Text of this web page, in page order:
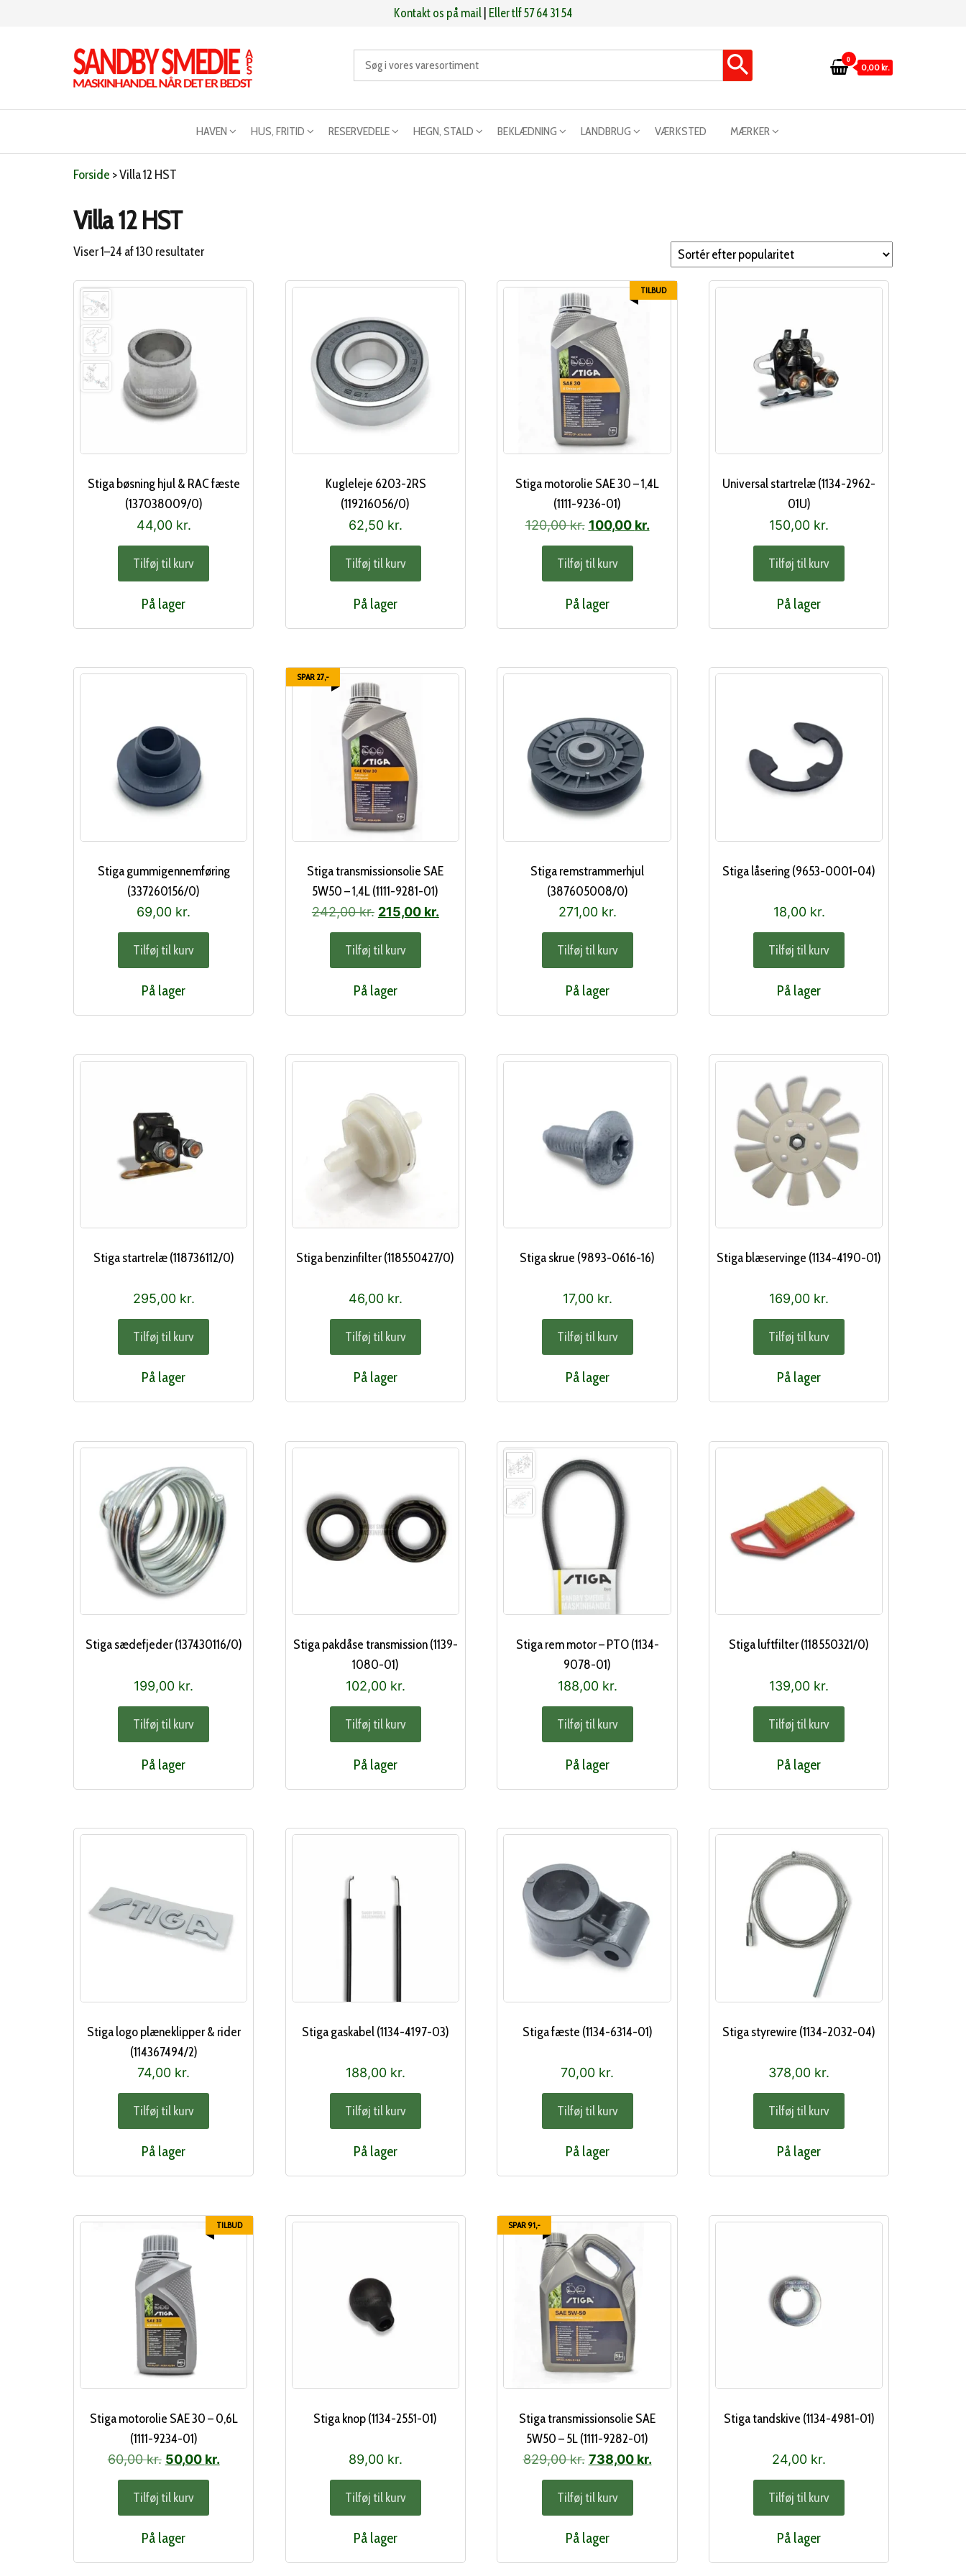
Kontakt os på mail Eller tlf 57 64 31 54
0
0,00 kr.
HAVEN HUS, FRITID RESERVEDELE HEGN, STALD BEKLÆDNING LANDBRUG VÆRKSTED MÆRKER
Forside >Villa 12 HST
Villa 12 HST
Viser 1–24 af 130 resultaterSorteret
popularitet
Stiga bøsning hjul & RAC fæste
(137038009/0)
44,00 kr.
Tilføj til kurv
På lager
Kugleleje 6203-2RS
(119216056/0)
62,50 kr.
Tilføj til kurv
På lager
TILBUD
Stiga motorolie SAE 30 – 1,4L
(1111-9236-01)
120,00kr. Den
oprindelige
pris
var:
120,00 kr..
100,00 kr.Den
Tilføj til kurv
På lager
Universal startrelæ (1134-2962-
01U)
150,00 kr.
Tilføj til kurv
På lager
Stiga gummigennemføring
(337260156/0)
69,00 kr.
Tilføj til kurv
På lager
SPAR 27,-
Stiga transmissionsolie SAE
5W50 – 1,4L (1111-9281-01)
242,00kr. Den
oprindelige
pris
var:
242,00 kr..
215,00 kr.Den
Tilføj til kurv
På lager
Stiga remstrammerhjul
(387605008/0)
271,00 kr.
Tilføj til kurv
På lager
Stiga låsering (9653-0001-04)
18,00 kr.
Tilføj til kurv
På lager
Stiga startrelæ (118736112/0)
295,00 kr.
Tilføj til kurv
På lager
Stiga benzinfilter (118550427/0)
46,00 kr.
Tilføj til kurv
På lager
Stiga skrue (9893-0616-16)
17,00 kr.
Tilføj til kurv
På lager
Stiga blæservinge (1134-4190-01)
169,00 kr.
Tilføj til kurv
På lager
Stiga sædefjeder (137430116/0)
199,00 kr.
Tilføj til kurv
På lager
Stiga pakdåse transmission (1139-
1080-01)
102,00 kr.
Tilføj til kurv
På lager
Stiga rem motor – PTO (1134-
9078-01)
188,00 kr.
Tilføj til kurv
På lager
Stiga luftfilter (118550321/0)
139,00 kr.
Tilføj til kurv
På lager
Stiga logo plæneklipper & rider
(114367494/2)
74,00 kr.
Tilføj til kurv
På lager
Stiga gaskabel (1134-4197-03)
188,00 kr.
Tilføj til kurv
På lager
Stiga fæste (1134-6314-01)
70,00 kr.
Tilføj til kurv
På lager
Stiga styrewire (1134-2032-04)
378,00 kr.
Tilføj til kurv
På lager
TILBUD
Stiga motorolie SAE 30 – 0,6L
(1111-9234-01)
60,00kr. Den
oprindelige
pris
var:
60,00 kr..
50,00 kr.Den
Tilføj til kurv
På lager
Stiga knop (1134-2551-01)
89,00 kr.
Tilføj til kurv
På lager
SPAR 91,-
Stiga transmissionsolie SAE
5W50 – 5L (1111-9282-01)
829,00kr. Den
oprindelige
pris
var:
829,00 kr..
738,00 kr.Den
Tilføj til kurv
På lager
Stiga tandskive (1134-4981-01)
24,00 kr.
Tilføj til kurv
På lager